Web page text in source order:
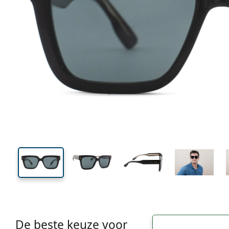
Breedte
43 mm
Glashoogte
54 mm
Glasbreedte
De beste keuze voor